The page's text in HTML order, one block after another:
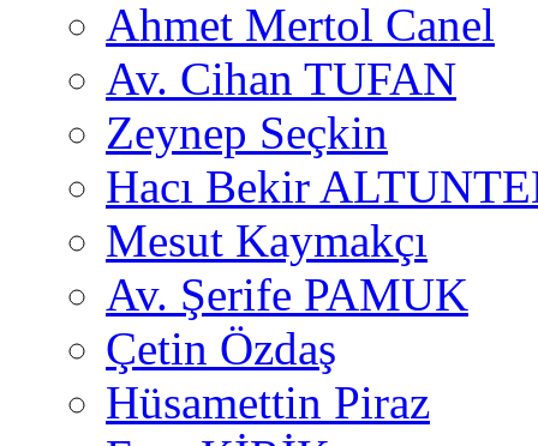
Ahmet Mertol Canel
Av. Cihan TUFAN
Zeynep Seçkin
Hacı Bekir
Mesut Kaymakçı
Av. Şerife PAMUK
Çetin Özdaş
Hüsamettin Piraz